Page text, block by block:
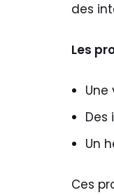
des
Les
Des
Un
Ces